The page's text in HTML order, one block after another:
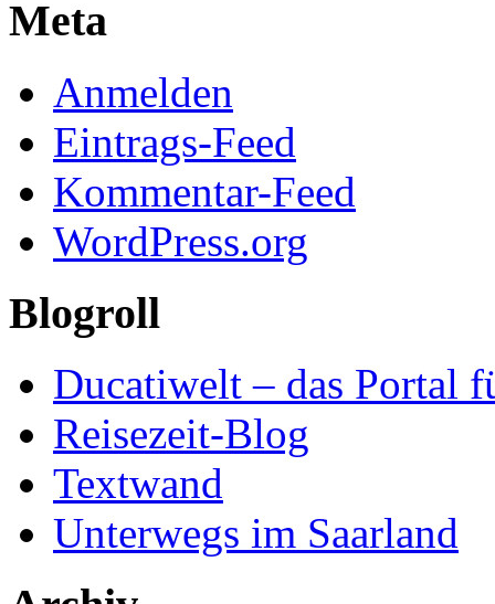
Meta
Anmelden
Eintrags-Feed
Kommentar-Feed
WordPress.org
Blogroll
Ducatiwelt – das Portal
Reisezeit-Blog
Textwand
Unterwegs im Saarland